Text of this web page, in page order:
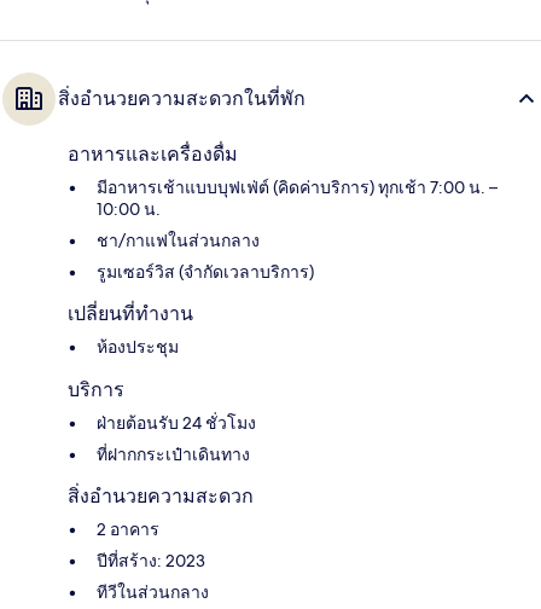
สิ่งอำนวยความสะดวกในที่พัก
อาหารและเครื่องดื่ม
มีอาหารเช้าแบบบุฟเฟ่ต์ (คิดค่าบริการ) ทุกเช้า 7:00 น. –
10:00 น.
ชา/กาแฟในส่วนกลาง
รูมเซอร์วิส (จำกัดเวลาบริการ)
เปลี่ยนที่ทำงาน
ห้องประชุม
บริการ
ฝ่ายต้อนรับ 24 ชั่วโมง
ที่ฝากกระเป๋าเดินทาง
สิ่งอำนวยความสะดวก
2 อาคาร
ปีที่สร้าง: 2023
ทีวีในส่วนกลาง